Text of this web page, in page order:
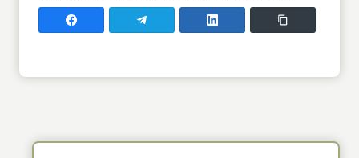
Поділитись у FacebooПоділитись у TelegramПоділитись у LinkedIn